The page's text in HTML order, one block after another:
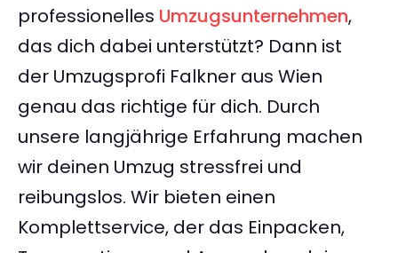
professionelles Umzugsunternehmen,
das dich dabei unterstützt? Dann ist
der Umzugsprofi Falkner aus Wien
genau das richtige für dich. Durch
unsere langjährige Erfahrung machen
wir deinen Umzug stressfrei und
reibungslos. Wir bieten einen
Komplettservice, der das Einpacken,